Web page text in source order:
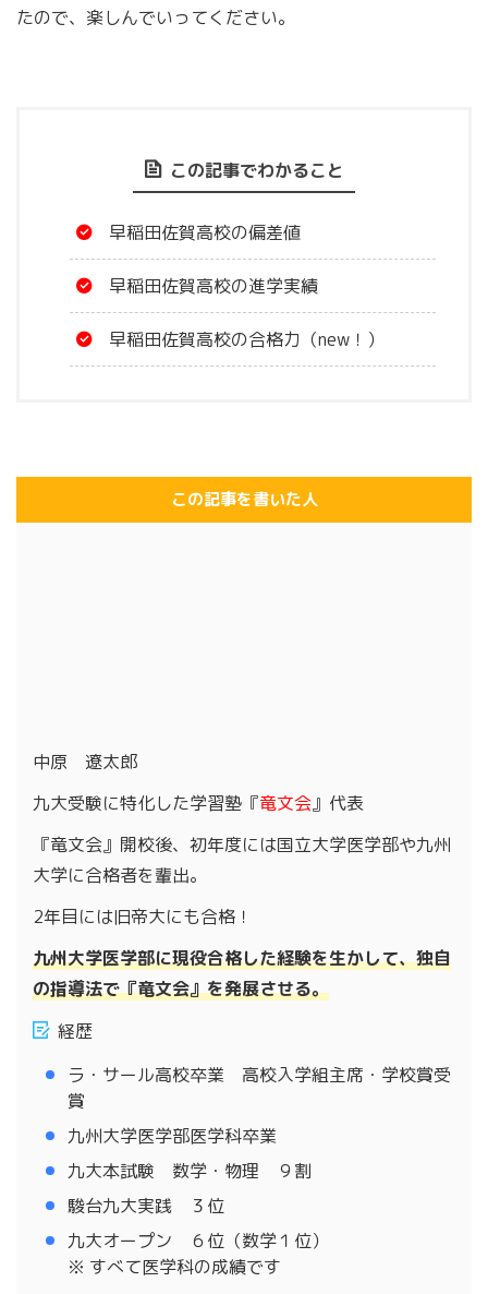
たので、楽しんでいってください。
この記事でわかること
早稲田佐賀高校の偏差値
早稲田佐賀高校の進学実績
早稲田佐賀高校の合格力（new！）
この記事を書いた人
中原 遼太郎
九大受験に特化した学習塾『竜文会』代表
『竜文会』開校後、初年度には国立大学医学部や九州
大学に合格者を輩出。
2年目には旧帝大にも合格！
九州大学医学部に現役合格した経験を生かして、独自
の指導法で『竜文会』を発展させる。
経歴
ラ・サール高校卒業 高校入学組主席・学校賞受
賞
九州大学医学部医学科卒業
九大本試験 数学・物理 ９割
駿台九大実践 ３位
九大オープン ６位（数学１位）
※ すべて医学科の成績です